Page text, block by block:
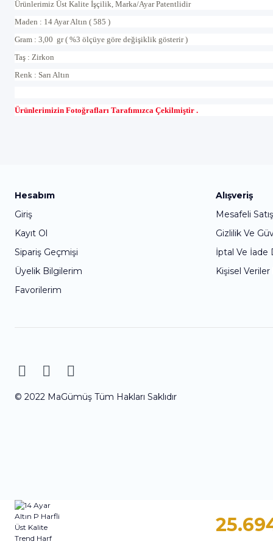
Ürünlerimiz Üst Kalite İşçilik, Marka/Ayar Patentlidir
Maden : 14 Ayar Altın ( 585 )
Gram : 3,00 gr ( %3 ölçüye göre değişiklik gösterir )
Taş : Zirkon
Renk : Sarı Altın
Ürünlerimizin Fotoğrafları Tarafımızca Çekilmiştir .
Hesabım
Giriş
Kayıt Ol
Sipariş Geçmişi
Üyelik Bilgilerim
Favorilerim
Alışveriş
Mesafeli
Gizlilik Ve
İptal Ve İade
Kişisel Veriler
© 2022 MaGümüş Tüm Hakları Saklıdır